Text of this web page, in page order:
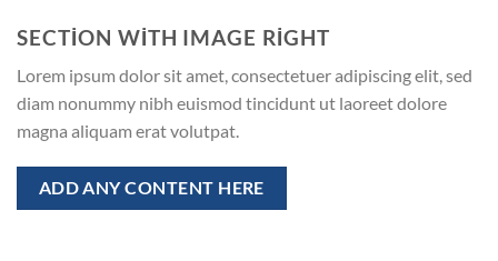
SECTION WITH IMAGE RIGHT
Lorem ipsum dolor sit amet, consectetuer adipiscing elit, sed
diam nonummy nibh euismod tincidunt ut laoreet dolore
magna aliquam erat volutpat.
ADD ANY CONTENT HERE